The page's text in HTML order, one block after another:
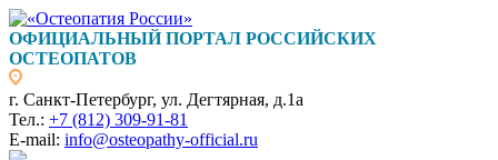
ОФИЦИАЛЬНЫЙ ПОРТАЛ РОССИЙСКИХ
ОСТЕОПАТОВ
г. Санкт-Петербург, ул. Дегтярная, д.1а
Тел.: +7 (812) 309-91-81
E-mail: info@osteopathy-official.ru